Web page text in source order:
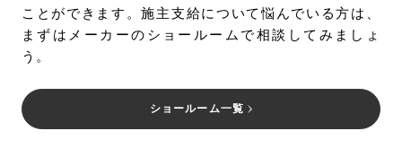
ことができます。施主支給について悩んでいる方は、
まずはメーカーのショールームで相談してみましょ
う。
ショールーム一覧